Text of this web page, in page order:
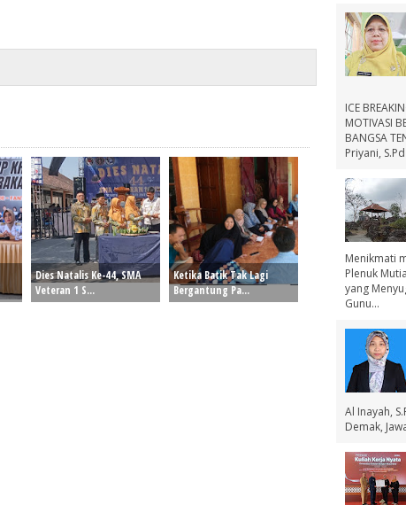
Dies Natalis Ke-44, SMA
Veteran 1 S...
Ketika Batik Tak Lagi
Bergantung Pa...
ICE
MOTIVASI
BANGSA
Priyani,
Menikmati
Plenuk
yang
Gunu...
Al Inayah,
Demak,